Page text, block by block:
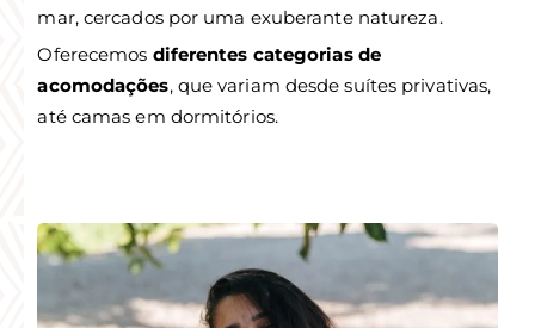
mar, cercados por uma exuberante natureza.
Oferecemos diferentes categorias de
acomodações, que variam desde suítes privativas,
até camas em dormitórios.